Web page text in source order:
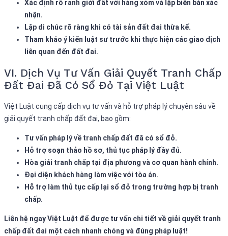
Xác định rõ ranh giới đất với hàng xóm và lập biên bản xác
nhận.
Lập di chúc rõ ràng khi có tài sản đất đai thừa kế.
Tham khảo ý kiến luật sư trước khi thực hiện các giao dịch
liên quan đến đất đai.
VI. Dịch Vụ Tư Vấn Giải Quyết Tranh Chấp
Đất Đai Đã Có Sổ Đỏ Tại Việt Luật
Việt Luật cung cấp dịch vụ tư vấn và hỗ trợ pháp lý chuyên sâu về
giải quyết tranh chấp đất đai, bao gồm:
Tư vấn pháp lý về tranh chấp đất đã có sổ đỏ.
Hỗ trợ soạn thảo hồ sơ, thủ tục pháp lý đầy đủ.
Hòa giải tranh chấp tại địa phương và cơ quan hành chính.
Đại diện khách hàng làm việc với tòa án.
Hỗ trợ làm thủ tục cấp lại sổ đỏ trong trường hợp bị tranh
chấp.
Liên hệ ngay Việt Luật để được tư vấn chi tiết về giải quyết tranh
chấp đất đai một cách nhanh chóng và đúng pháp luật!